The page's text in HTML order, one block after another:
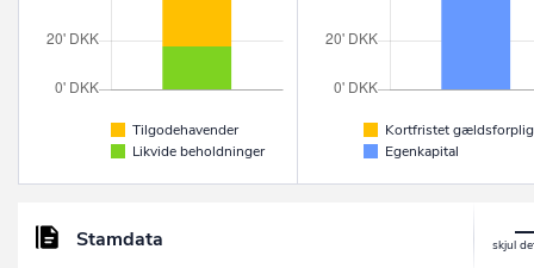
Tilgodehavender
Likvide beholdninger
Kortfristet
Egenkapital
Stamdata